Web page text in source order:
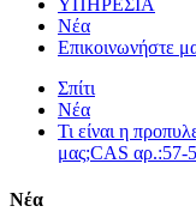
ΥΠΗΡΕΣΙΑ
Νέα
Επικοινωνήστε
Σπίτι
Νέα
Τι είναι η
μας;CAS αρ.:57-
Νέα